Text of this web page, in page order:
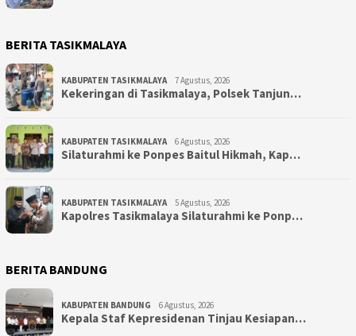
BERITA TASIKMALAYA
KABUPATEN TASIKMALAYA 7 Agustus, 2026
Kekeringan di Tasikmalaya, Polsek Tanjun…
KABUPATEN TASIKMALAYA 6 Agustus, 2026
Silaturahmi ke Ponpes Baitul Hikmah, Kap…
KABUPATEN TASIKMALAYA 5 Agustus, 2026
Kapolres Tasikmalaya Silaturahmi ke Ponp…
BERITA BANDUNG
KABUPATEN BANDUNG 6 Agustus, 2026
Kepala Staf Kepresidenan Tinjau Kesiapan…